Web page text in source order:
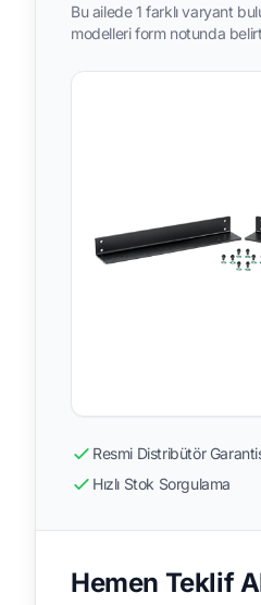
Bu ailede 1 farklı varyant
modelleri form notunda
Resmi Distribütör
Hızlı Stok Sorgulama
Hemen Teklif